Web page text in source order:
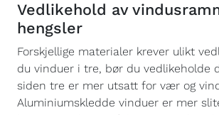
Vedlikehold av
hengsler
Forskjellige materialer krever ulikt
du vinduer i tre, bør du vedlikeholde
siden tre er mer utsatt for vær og
Aluminiumskledde vinduer er mer